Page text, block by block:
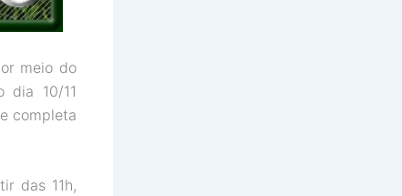
meio do
dia 10/11
completa
das 11h,